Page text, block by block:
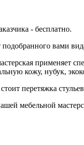
- бесплатно.
вами
применяет
кожу, нубук,
перетяжка
мебельной